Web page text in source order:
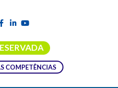
COMPETÊNCIAS